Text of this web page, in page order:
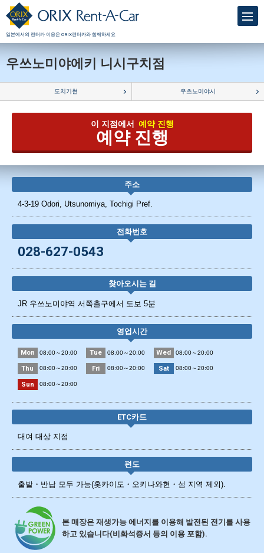
일본에서의 렌터카 이용은 ORIX렌터카와 함께하세요
우쓰노미야에키 니시구치점
도치기현 우츠노미야시
이 지점에서 예약 진행
예약 진행
주소
4-3-19 Odori, Utsunomiya, Tochigi Pref.
전화번호
028-627-0543
찾아오시는 길
JR 우쓰노미야역 서쪽출구에서 도보 5분
영업시간
Mon 08:00～20:00 Tue 08:00～20:00 Wed 08:00～20:00
Thu 08:00～20:00 Fri 08:00～20:00 Sat 08:00～20:00
Sun 08:00～20:00
ETC카드
대여 대상 지점
편도
출발・반납 모두 가능(홋카이도・오키나와현・섬 지역 제외).
본 매장은 재생가능 에너지를 이용해 발전된 전기를 사용
하고 있습니다(비화석증서 등의 이용 포함).